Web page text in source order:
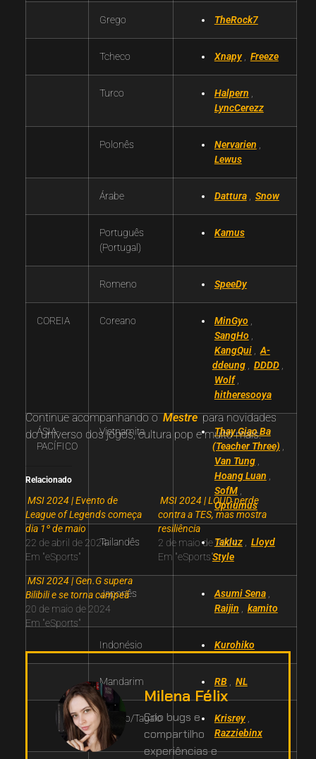
Grego TheRock7
Tcheco Xnapy , Freeze
Turco Halpern ,
LyncCerezz
Polonês Nervarien ,
Lewus
Árabe Dattura , Snow
Português
(Portugal)
Kamus
Romeno SpeeDy
COREIA Coreano MinGyo ,
SangHo ,
KangQui , A-
ddeung , DDDD ,
Wolf ,
hitheresooya
ÁSIA-
PACÍFICO
Vietnamita
Thay Giao Ba
(Teacher Three) ,
Van Tung ,
Hoang Luan ,
SofM ,
Optiumus
Tailandês Takluz , Lloyd
Style
Japonês Asumi Sena ,
Raijin , kamito
Indonésio Kurohiko
Mandarim RB , NL
Filipino/Tagalo Krisrey ,
Razziebinx
Continue acompanhando oMestrepara novidades
do universo dos jogos, cultura pop e muito mais.
Relacionado
MSI 2024 | Evento de
League of Legends começa
dia 1º de maio
22 de abril de 2024
Em "eSports"
MSI 2024 | LOUD perde
contra a TES, mas mostra
resiliência
2 de maio de 2024
Em "eSports"
MSI 2024 | Gen.G supera
Bilibili e se torna campeã
20 de maio de 2024
Em "eSports"
Milena Félix
Crio bugs e
compartilho
experiências e